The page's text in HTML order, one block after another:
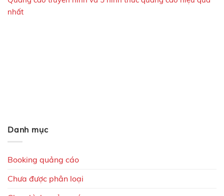
nhất
Danh mục
Booking quảng cáo
Chưa được phân loại